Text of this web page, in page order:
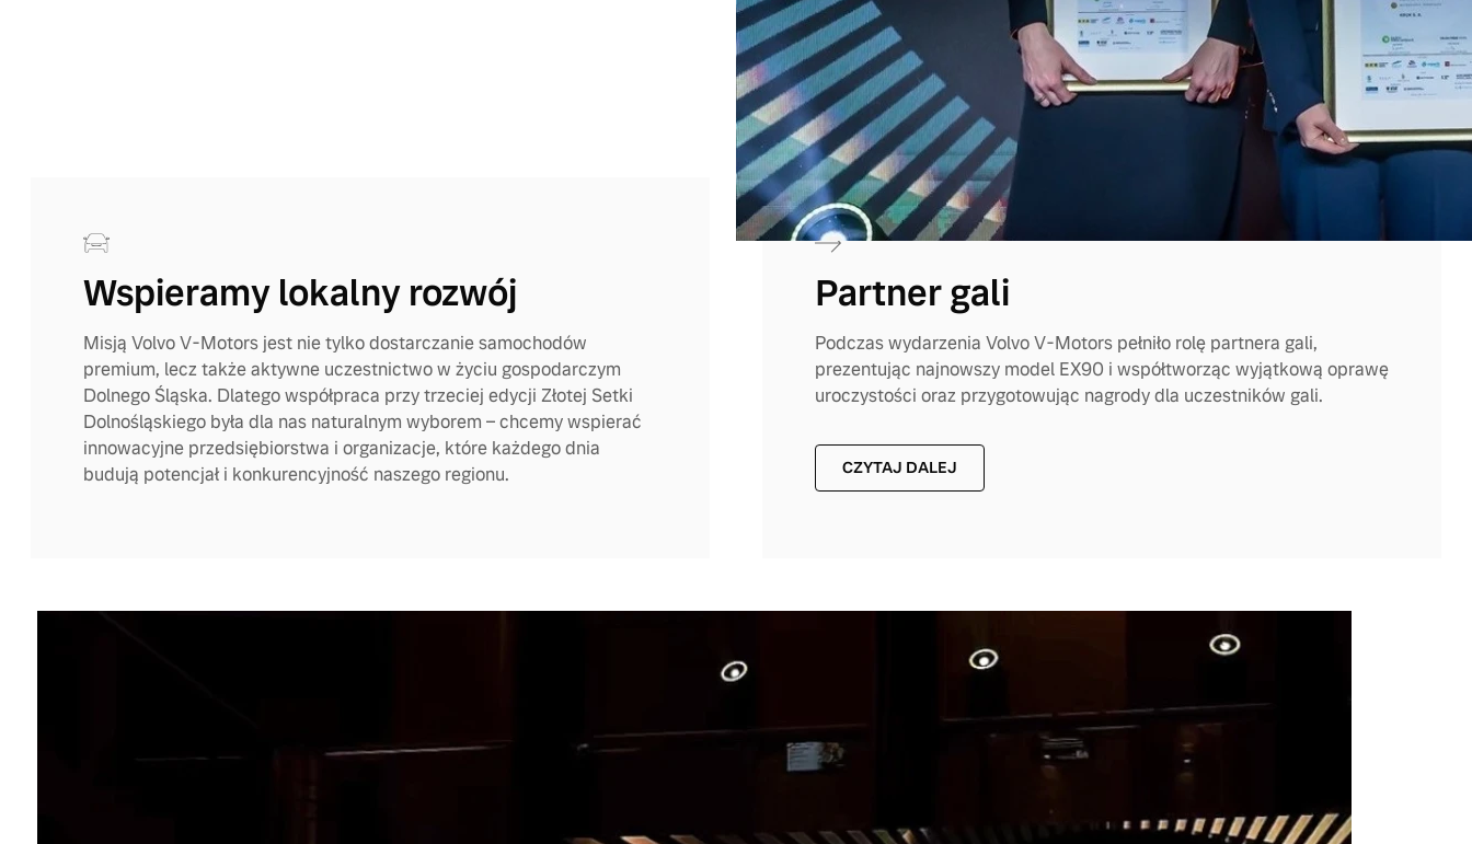
Wspieramy lokalny rozwój
Misją Volvo V-Motors jest nie tylko dostarczanie samochodów
premium, lecz także aktywne uczestnictwo w życiu gospodarczym
Dolnego Śląska. Dlatego współpraca przy trzeciej edycji Złotej Setki
Dolnośląskiego była dla nas naturalnym wyborem – chcemy wspierać
innowacyjne przedsiębiorstwa i organizacje, które każdego dnia
budują potencjał i konkurencyjność naszego regionu.
Partner gali
Podczas wydarzenia Volvo V-Motors pełniło rolę partnera gali,
prezentując najnowszy model EX90 i współtworząc wyjątkową oprawę
uroczystości oraz przygotowując nagrody dla uczestników gali.
CZYTAJ DALEJ